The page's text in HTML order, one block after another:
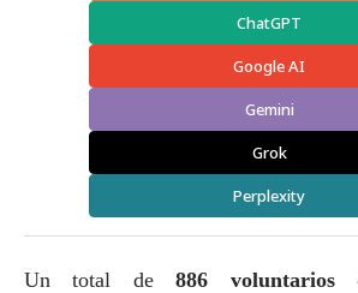
ChatGPT
Google AI
Gemini
Grok
Perplexity
Un total de886